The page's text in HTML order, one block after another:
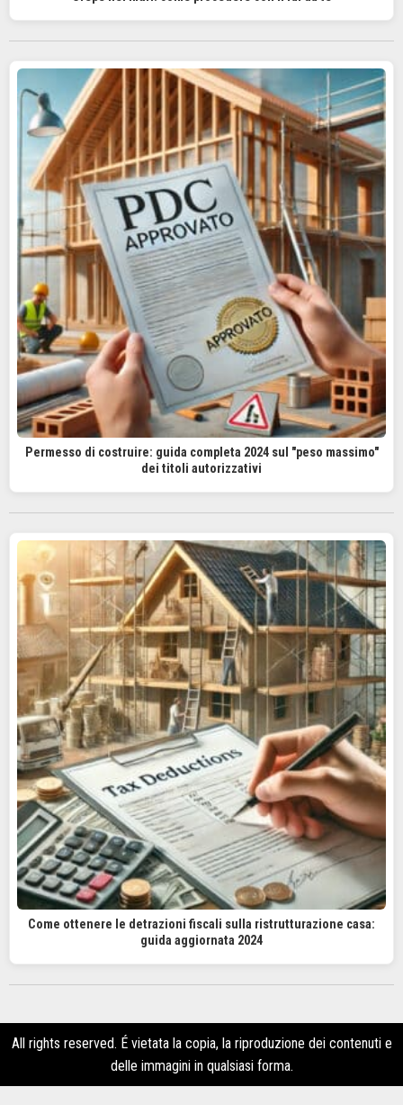
Permesso di costruire: guida completa 2024 sul "peso massimo"
dei titoli autorizzativi
Come ottenere le detrazioni fiscali sulla ristrutturazione casa:
guida aggiornata 2024
All rights reserved. É vietata la copia, la riproduzione dei contenuti e
delle immagini in qualsiasi forma.